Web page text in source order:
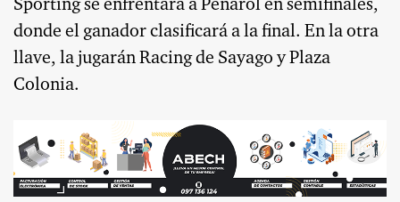
Sporting se enfrentará a Peñarol en semifinales,
donde el ganador clasificará a la final. En la otra
llave, la jugarán Racing de Sayago y Plaza
Colonia.